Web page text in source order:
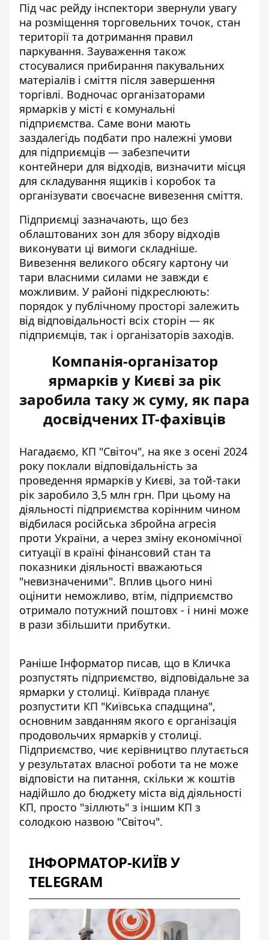
Під час рейду інспектори звернули увагу
на розміщення торговельних точок, стан
території та дотримання правил
паркування. Зауваження також
стосувалися прибирання пакувальних
матеріалів і сміття після завершення
торгівлі. Водночас організаторами
ярмарків у місті є комунальні
підприємства. Саме вони мають
заздалегідь подбати про належні умови
для підприємців — забезпечити
контейнери для відходів, визначити місця
для складування ящиків і коробок та
організувати своєчасне вивезення сміття.
Підприємці зазначають, що без
облаштованих зон для збору відходів
виконувати ці вимоги складніше.
Вивезення великого обсягу картону чи
тари власними силами не завжди є
можливим. У районі підкреслюють:
порядок у публічному просторі залежить
від відповідальності всіх сторін — як
підприємців, так і організаторів заходів.
Компанія-організатор
ярмарків у Києві за рік
заробила таку ж суму, як пара
досвідчених IT-фахівців
Нагадаємо, КП "Світоч", на яке з осені 2024
року поклали відповідальність за
проведення ярмарків у Києві, за той-таки
рік заробило 3,5 млн грн. При цьому на
діяльності підприємства корінним чином
відбилася російська збройна агресія
проти України, а через зміну економічної
ситуації в країні фінансовий стан та
показники діяльності вважаються
"невизначеними". Вплив цього нині
оцінити неможливо, втім, підприємство
отримало потужний поштовх - і нині може
в рази збільшити прибутки.
Раніше Інформатор писав, що в Кличка
розпустять підприємство, відповідальне за
ярмарки у столиці. Київрада планує
розпустити КП "Київська спадщина",
основним завданням якого є організація
продовольчих ярмарків у столиці.
Підприємство, чиє керівництво плутається
у результатах власної роботи та не може
відповісти на питання, скільки ж коштів
надійшло до бюджету міста від діяльності
КП, просто "зіллють" з іншим КП з
солодкою назвою "Світоч".
ІНФОРМАТОР-КИЇВ У
TELEGRAM